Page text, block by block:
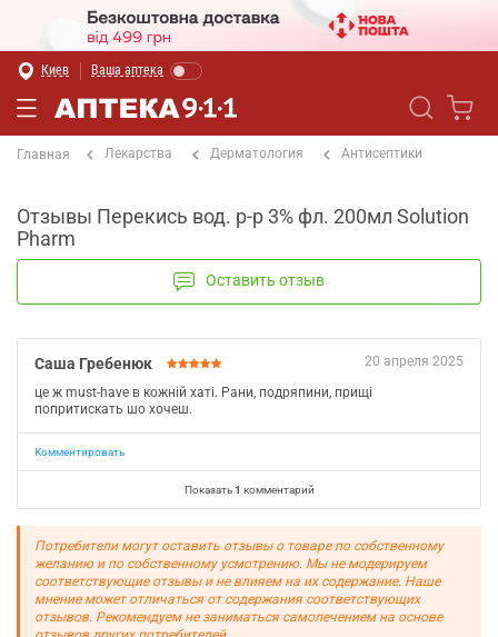
Киев Ваша аптека
Главная Лекарства Дерматология Антисептики
Отзывы Перекись вод. р-р 3% фл. 200мл Solution
Pharm
Оставить отзыв
20 апреля 2025
Саша Гребенюк
це ж must-have в кожній хаті. Рани, подряпини, прищі
попритискать шо хочеш.
Комментировать
Показать1 комментарий
Потребители могут оставить отзывы о товаре по собственному
желанию и по собственному усмотрению. Мы не модерируем
соответствующие отзывы и не влияем на их содержание. Наше
мнение может отличаться от содержания соответствующих
отзывов. Рекомендуем не заниматься самолечением на основе